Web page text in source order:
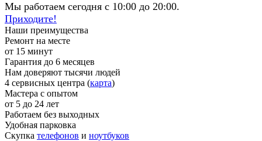
Мы работаем сегодня с 10:00 до 20:00.
Приходите!
Наши преимущества
Ремонт на месте
от 15 минут
Гарантия до 6 месяцев
Нам доверяют тысячи людей
4 сервисных центра (карта)
Мастера с опытом
от 5 до 24 лет
Работаем без выходных
Удобная парковка
Скупка телефонов и ноутбуков